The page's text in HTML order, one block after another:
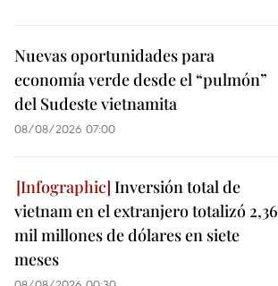
Nuevas oportunidades para
economía verde desde el “pulmón”
del Sudeste vietnamita
08/08/2026 07:00
Inversión total de
vietnam en el extranjero totalizó 2,36
mil millones de dólares en siete
meses